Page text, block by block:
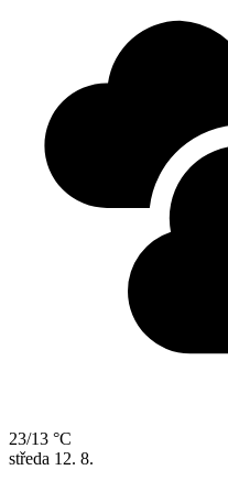
23/13 °C
středa 12. 8.